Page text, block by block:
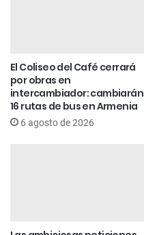
El Coliseo del Café cerrará
por obras en
intercambiador: cambiarán
16 rutas de bus en Armenia
6 agosto de 2026